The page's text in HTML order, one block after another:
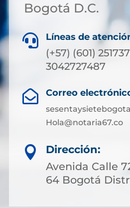
Bogotá D.C.
 Líneas de
(+57) (601)
3042727487
 Correo
Hola@notaria67.co

Dirección:
Avenida Calle
64 Bogotá